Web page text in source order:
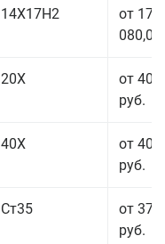
14Х17Н2
от 177
080,00
20Х
от 40
руб.
40Х
от 40
руб.
Ст35
от 37
руб.